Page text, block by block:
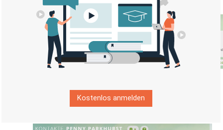
Empfänger sind automatisch Kontakte der Firma,
bei denen die Option